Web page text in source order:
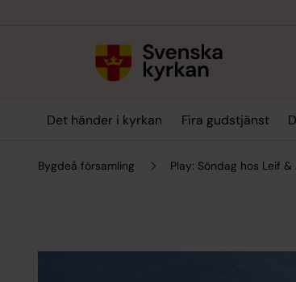
Det händer i kyrkan Fira gudstjänst
Bygdeå församling Play: Söndag hos Leif &